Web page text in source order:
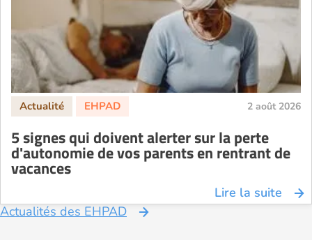
2 août 2026
5 signes qui doivent alerter sur la perte
d'autonomie de vos parents en rentrant de
vacances
Lire la suite
Actualités des EHPAD